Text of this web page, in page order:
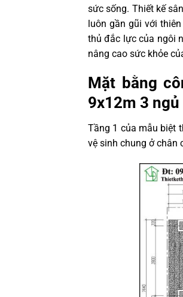
sức sống. Thiết kế
luôn gần gũi với
thủ đắc lực của ngôi
nâng cao sức khỏe
Mặt bằng
9x12m 3 ngủ
Tầng 1 của mẫu biệt
vệ sinh chung ở chân